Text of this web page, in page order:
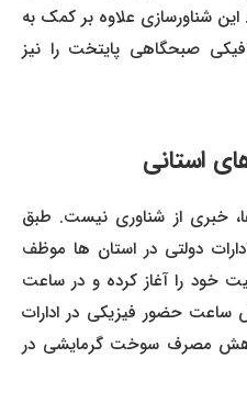
بود. این شناورسازی علاوه بر کمک به
صبحگاهی پایتخت را نیز
خبری از شناوری نیست. طبق
دولتی در استان ها موظف
فعالیت خود را آغاز کرده و در ساعت
حضور فیزیکی در ادارات
مصرف سوخت گرمایشی در